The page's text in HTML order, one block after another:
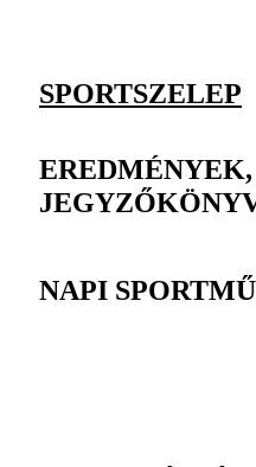
SPORTSZELEP
EREDMÉNYEK,
NAPI